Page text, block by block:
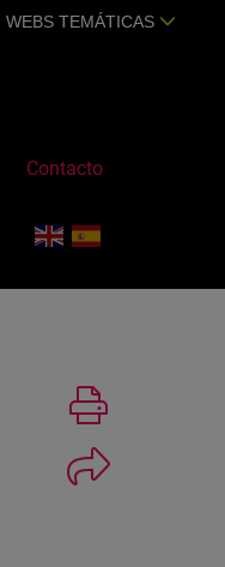
WEBS TEMÁTICAS
Contacto